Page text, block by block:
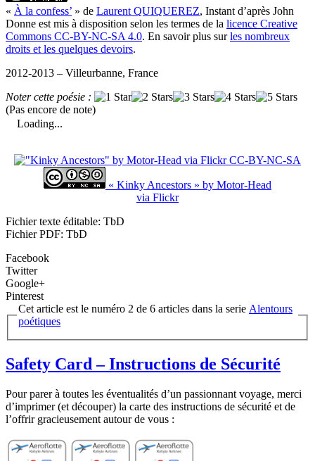
« À la confess’ » de Laurent QUIQUEREZ, Instant d’après John
Donne est mis à disposition selon les termes de la licence Creative
Commons CC-BY-NC-SA 4.0. En savoir plus surles nombreux
droits et les quelques devoirs.
2012-2013 – Villeurbanne, France
Noter cette poésie :
(Pas encore de note)
Loading...
« Kinky Ancestors » by Motor-Head
via Flickr
Fichier texte éditable: TbD
Fichier PDF: TbD
Facebook
Twitter
Google+
Pinterest
Cet article est le numéro 2 de 6 articles dans la serie Alentours
poétiques
Safety Card – Instructions de Sécurité
Pour parer à toutes les éventualités d’un passionnant voyage, merci
d’imprimer (et découper) la carte des instructions de sécurité et de
l’offrir gracieusement autour de vous :